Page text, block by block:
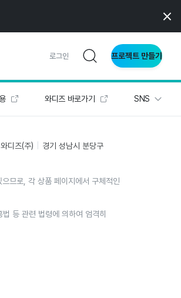
로그인 프로젝트 만들기
와디즈 바로가기 SNS
디즈(주)
경기 성남시 분당구
므로, 각 상품 페이지에서 구체적인
등 관련 법령에 의하여 엄격히